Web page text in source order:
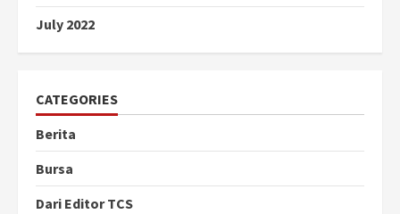
July 2022
CATEGORIES
Berita
Bursa
Dari Editor TCS